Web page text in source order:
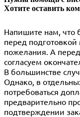
Хотите оставить
Напишите нам, что
перед подготовкой
пожелания. А
согласуем
В большинстве
Однако, в
потребоваться
предварительно
подтверждении